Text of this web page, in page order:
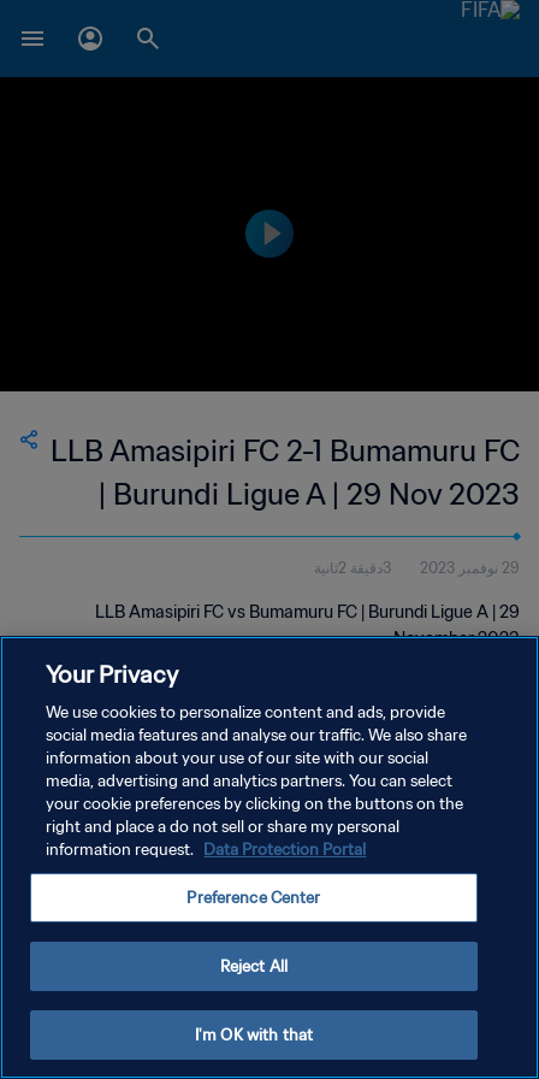
LLB Amasipiri FC 2-1 Bumamuru FC
| Burundi Ligue A | 29 Nov 2023
29 نوفمبر 2023 3دقيقة 2ثانية
LLB Amasipiri FC vs Bumamuru FC | Burundi Ligue A | 29
November 2023
سياسة الخصوصية
إدارة تفضيلات ملفات تعريف الارتباط
Your Privacy
We use cookies to personalize content and ads, provide
social media features and analyse our traffic. We also share
information about your use of our site with our social
media, advertising and analytics partners. You can select
your cookie preferences by clicking on the buttons on the
right and place a do not sell or share my personal
information request. Data Protection Portal
Preference Center
Reject All
I'm OK with that